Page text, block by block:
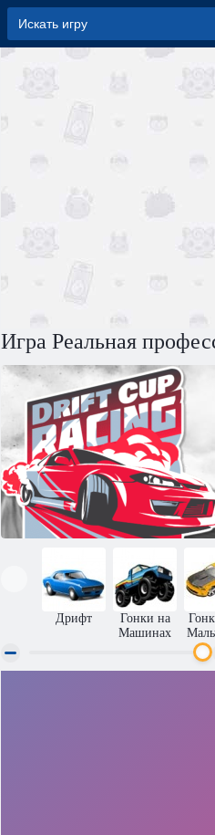
Игра Реальная
Дрифт
Гонки на
Машинах